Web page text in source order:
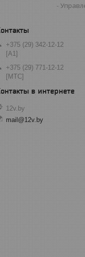
+375 (29) 342-12-12
[A1]
+375 (29) 771-12-12
[МТС]
12v.by
mail@12v.by